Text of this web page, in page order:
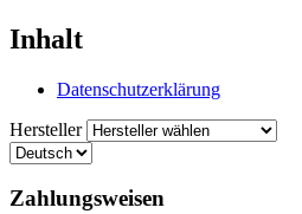
Inhalt
Datenschutzerklärung
Hersteller
Zahlungsweisen